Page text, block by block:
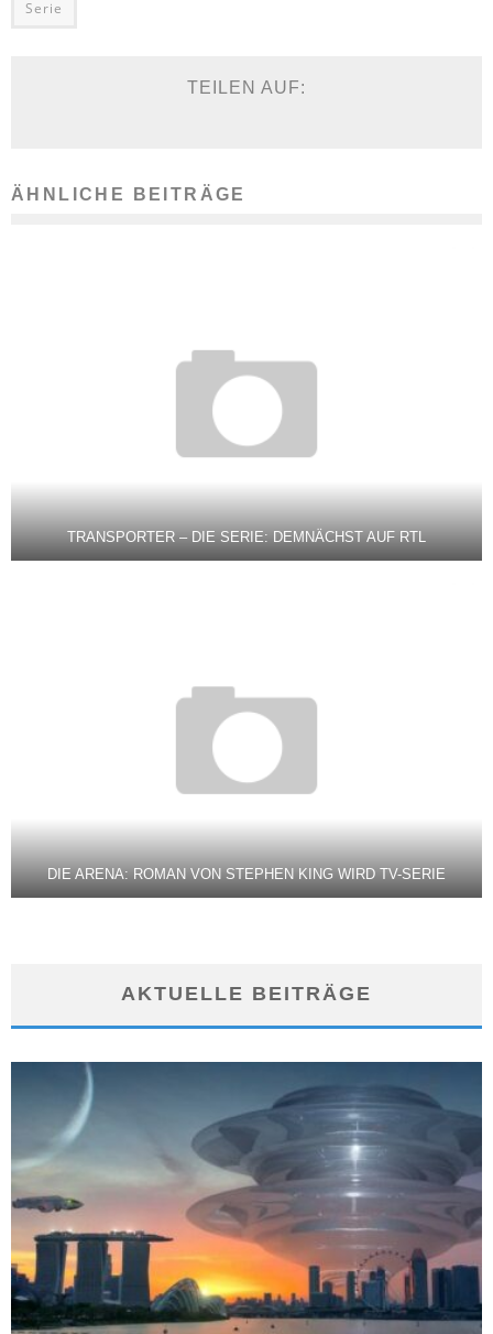
Serie
TEILEN AUF:
ÄHNLICHE BEITRÄGE
TRANSPORTER – DIE SERIE: DEMNÄCHST AUF RTL
DIE ARENA: ROMAN VON STEPHEN KING WIRD TV-SERIE
AKTUELLE BEITRÄGE